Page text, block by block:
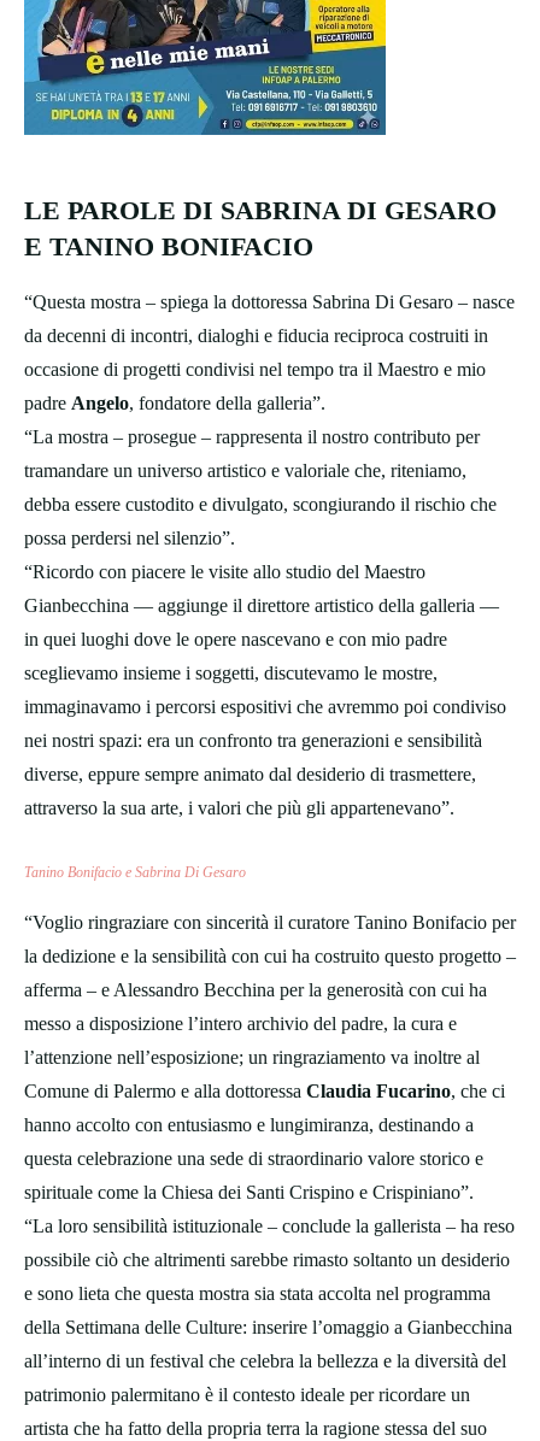
LE PAROLE DI SABRINA DI GESARO
E TANINO BONIFACIO
“Questa mostra – spiega la dottoressa Sabrina Di Gesaro – nasce
da decenni di incontri, dialoghi e fiducia reciproca costruiti in
occasione di progetti condivisi nel tempo tra il Maestro e mio
padre Angelo, fondatore della galleria”.
“La mostra – prosegue – rappresenta il nostro contributo per
tramandare un universo artistico e valoriale che, riteniamo,
debba essere custodito e divulgato, scongiurando il rischio che
possa perdersi nel silenzio”.
“Ricordo con piacere le visite allo studio del Maestro
Gianbecchina — aggiunge il direttore artistico della galleria —
in quei luoghi dove le opere nascevano e con mio padre
sceglievamo insieme i soggetti, discutevamo le mostre,
immaginavamo i percorsi espositivi che avremmo poi condiviso
nei nostri spazi: era un confronto tra generazioni e sensibilità
diverse, eppure sempre animato dal desiderio di trasmettere,
attraverso la sua arte, i valori che più gli appartenevano”.
Tanino Bonifacio e Sabrina Di Gesaro
“Voglio ringraziare con sincerità il curatore Tanino Bonifacio per
la dedizione e la sensibilità con cui ha costruito questo progetto –
afferma – e Alessandro Becchina per la generosità con cui ha
messo a disposizione l’intero archivio del padre, la cura e
l’attenzione nell’esposizione; un ringraziamento va inoltre al
Comune di Palermo e alla dottoressa Claudia Fucarino, che ci
hanno accolto con entusiasmo e lungimiranza, destinando a
questa celebrazione una sede di straordinario valore storico e
spirituale come la Chiesa dei Santi Crispino e Crispiniano”.
“La loro sensibilità istituzionale – conclude la gallerista – ha reso
possibile ciò che altrimenti sarebbe rimasto soltanto un desiderio
e sono lieta che questa mostra sia stata accolta nel programma
della Settimana delle Culture: inserire l’omaggio a Gianbecchina
all’interno di un festival che celebra la bellezza e la diversità del
patrimonio palermitano è il contesto ideale per ricordare un
artista che ha fatto della propria terra la ragione stessa del suo